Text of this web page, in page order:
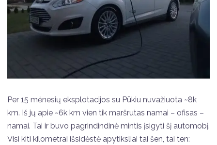
Per 15 mėnesių eksplotacijos su Pūkiu nuvažiuota ~8k
km. Iš jų apie ~6k km vien tik maršrutas namai – ofisas –
namai. Tai ir buvo pagrindindinė mintis įsigyti šį automobį.
Visi kiti kilometrai išsidėstė apytiksliai tai šen, tai ten: